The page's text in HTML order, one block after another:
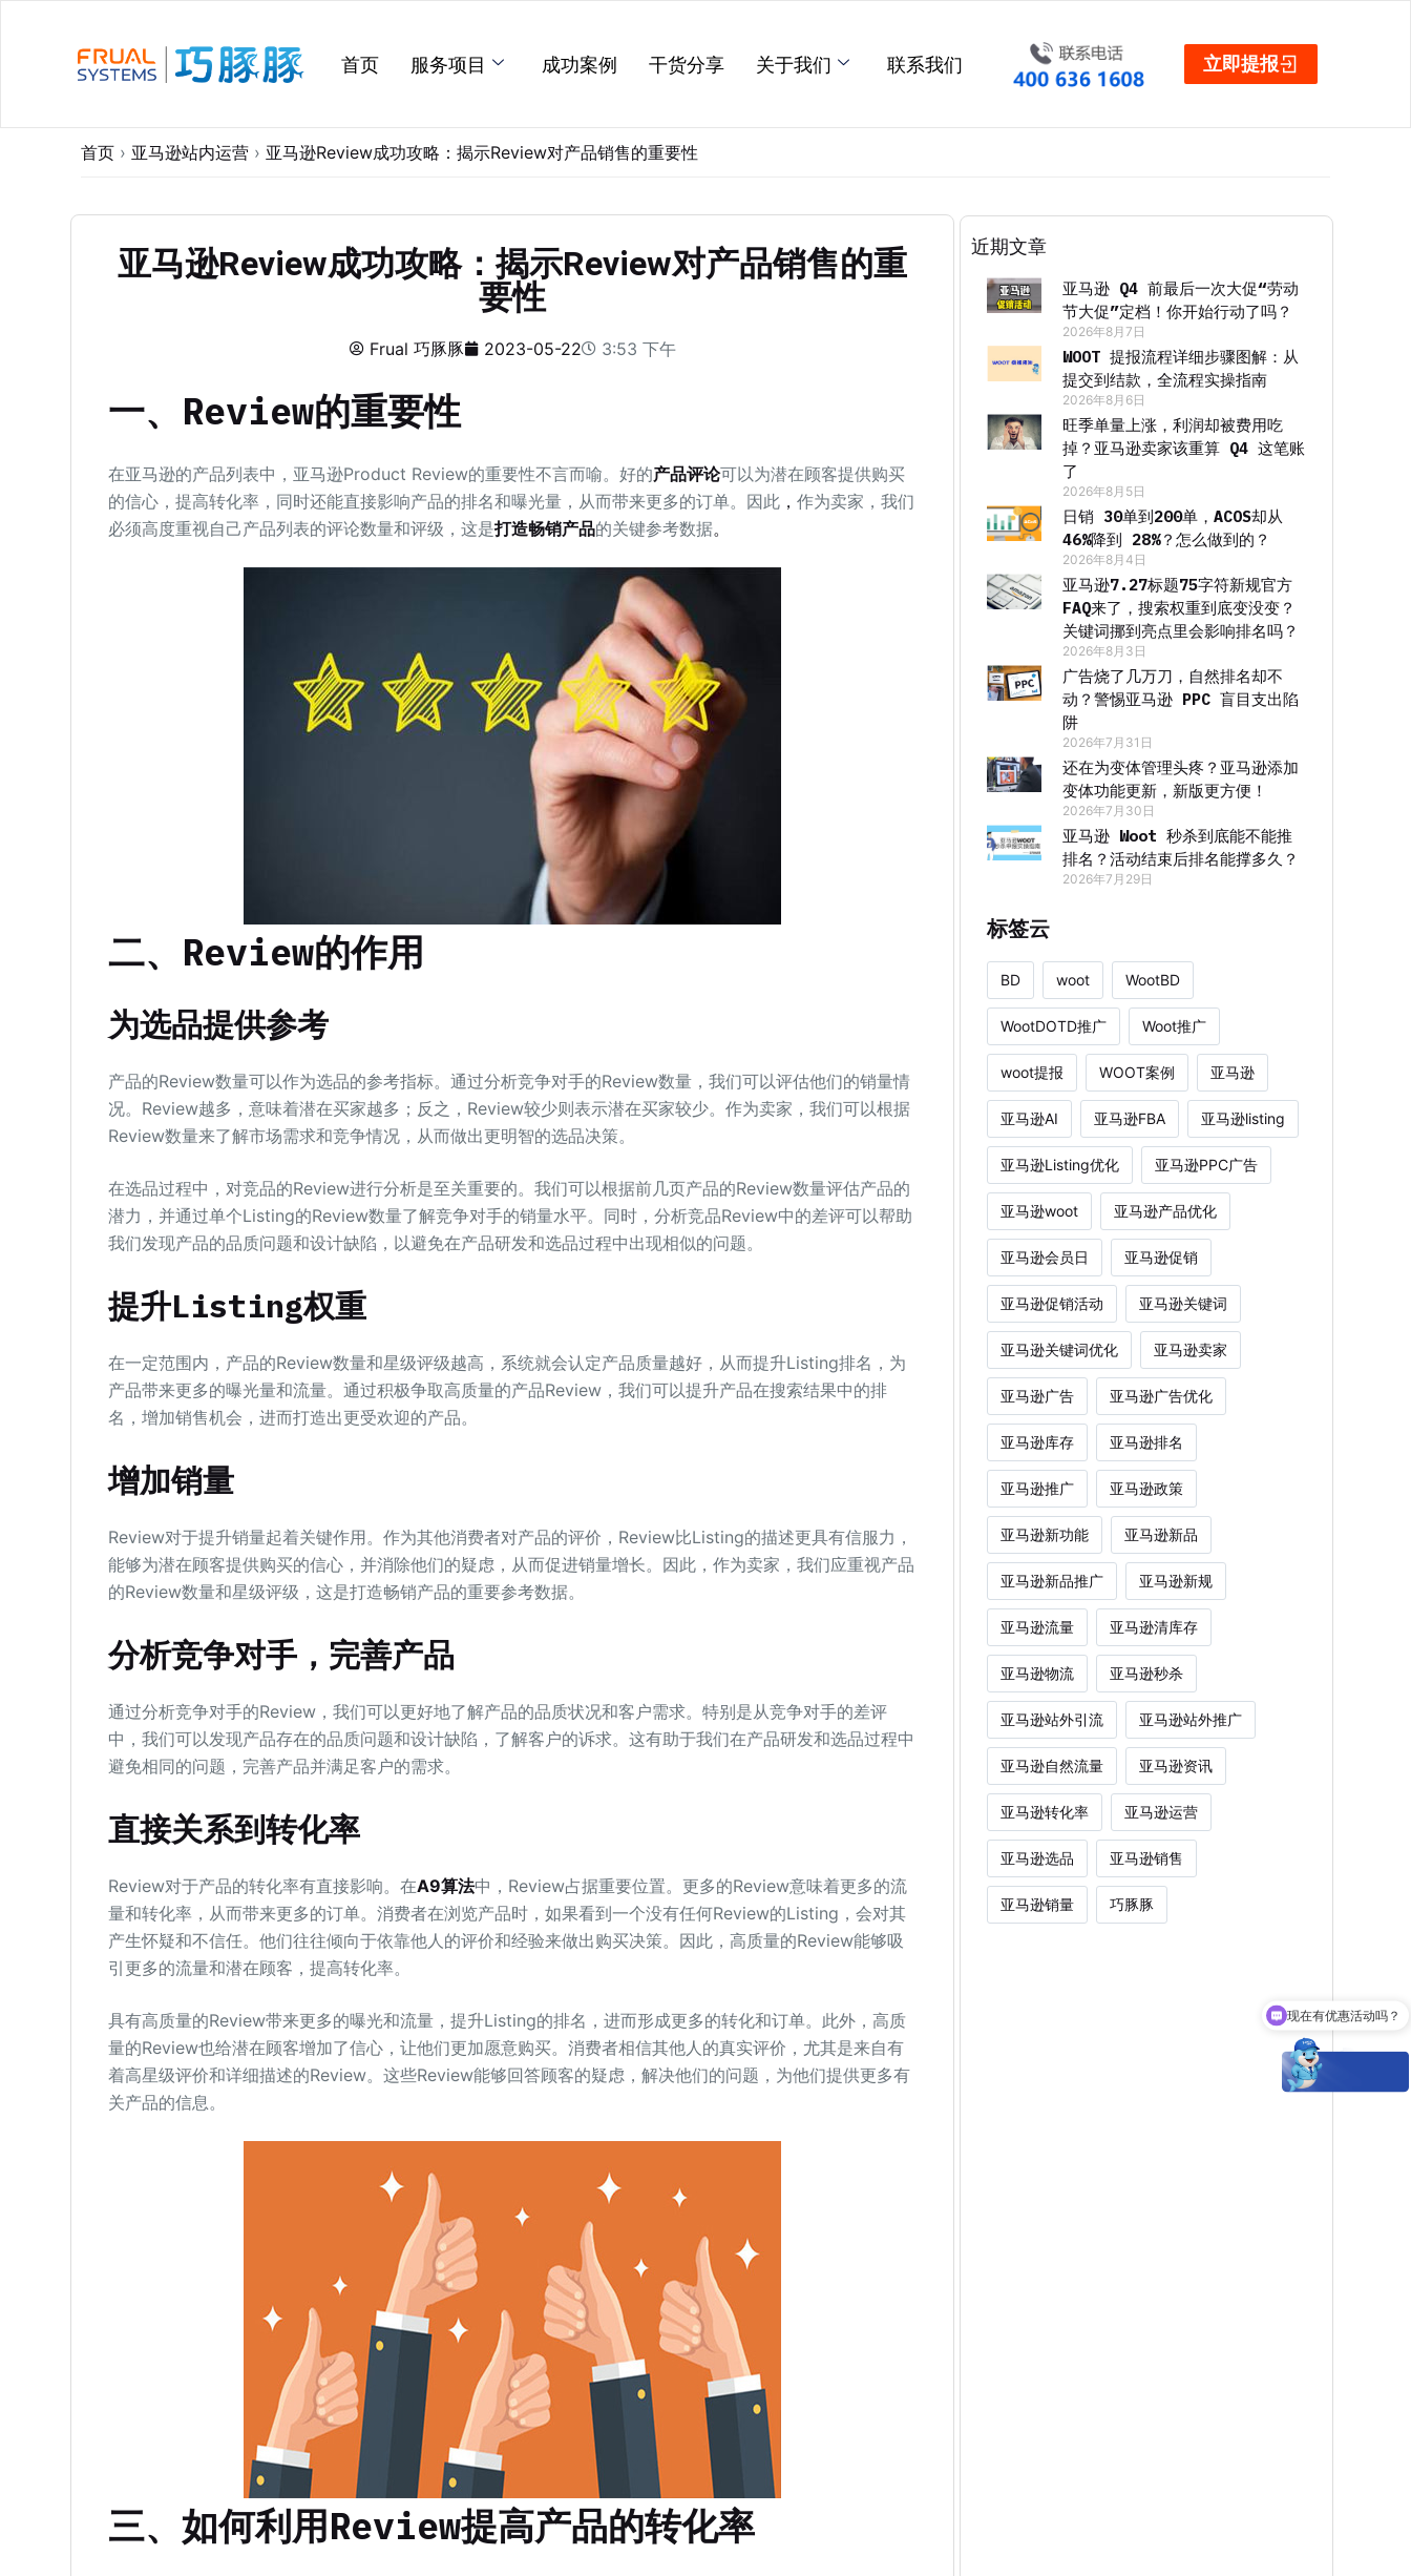
首页 服务项目 成功案例 干货分享 关于我们 联系我们 立即提报
首页 › 亚马逊站内运营 › 亚马逊Review成功攻略：揭示Review对产品销售的重要性
亚马逊Review成功攻略：揭示Review对产品销售的重
要性
Frual 巧豚豚 2023-05-22 3:53 下午
一、Review的重要性
在亚马逊的产品列表中，亚马逊Product Review的重要性不言而喻。好的产品评论可以为潜在顾客提供购买
的信心，提高转化率，同时还能直接影响产品的排名和曝光量，从而带来更多的订单。因此， 作为卖家，我们
必须高度重视自己产品列表的评论数量和评级，这是打造畅销产品的关键参考数据。
二、Review的作用
为选品提供参考
产品的Review数量可以作为选品的参考指标。通过分析竞争对手的Review数量，我们可以评估他们的销量情
况。Review越多，意味着潜在买家越多；反之，Review较少则表示潜在买家较少。作为卖家，我们可以根据
Review数量来了解市场需求和竞争情况，从而做出更明智的选品决策。
在选品过程中，对竞品的Review进行分析是至关重要的。我们可以根据前几页产品的Review数量评估产品的
潜力，并通过单个Listing的Review数量了解竞争对手的销量水平。同时，分析竞品Review中的差评可以帮助
我们发现产品的品质问题和设计缺陷，以避免在产品研发和选品过程中出现相似的问题。
提升Listing权重
在一定范围内，产品的Review数量和星级评级越高，系统就会认定产品质量越好，从而提升Listing排名，为
产品带来更多的曝光量和流量。通过积极争取高质量的产品Review，我们可以提升产品在搜索结果中的排
名，增加销售机会，进而打造出更受欢迎的产品。
增加销量
Review对于提升销量起着关键作用。作为其他消费者对产品的评价，Review比Listing的描述更具有信服力，
能够为潜在顾客提供购买的信心，并消除他们的疑虑，从而促进销量增长。因此，作为卖家，我们应重视产品
的Review数量和星级评级，这是打造畅销产品的重要参考数据。
分析竞争对手，完善产品
通过分析竞争对手的Review，我们可以更好地了解产品的品质状况和客户需求。特别是从竞争对手的差评
中，我们可以发现产品存在的品质问题和设计缺陷，了解客户的诉求。这有助于我们在产品研发和选品过程中
避免相同的问题，完善产品并满足客户的需求。
直接关系到转化率
Review对于产品的转化率有直接影响。在A9算法中，Review占据重要位置。更多的Review意味着更多的流
量和转化率，从而带来更多的订单。消费者在浏览产品时，如果看到一个没有任何Review的Listing，会对其
产生怀疑和不信任。他们往往倾向于依靠他人的评价和经验来做出购买决策。因此，高质量的Review能够吸
引更多的流量和潜在顾客，提高转化率。
具有高质量的Review带来更多的曝光和流量，提升Listing的排名，进而形成更多的转化和订单。此外，高质
量的Review也给潜在顾客增加了信心，让他们更加愿意购买。消费者相信其他人的真实评价，尤其是来自有
着高星级评价和详细描述的Review。这些Review能够回答顾客的疑虑，解决他们的问题，为他们提供更多有
关产品的信息。
三、如何利用Review提高产品的转化率
近期文章
亚马逊 Q4 前最后一次大促“劳动
节大促”定档！你开始行动了吗？
2026年8月7日
WOOT 提报流程详细步骤图解：从
提交到结款，全流程实操指南
2026年8月6日
旺季单量上涨，利润却被费用吃
掉？亚马逊卖家该重算 Q4 这笔账
了
2026年8月5日
日销 30单到200单，ACOS却从
46%降到 28%？怎么做到的？
2026年8月4日
亚马逊7.27标题75字符新规官方
FAQ来了，搜索权重到底变没变？
关键词挪到亮点里会影响排名吗？
2026年8月3日
广告烧了几万刀，自然排名却不
动？警惕亚马逊 PPC 盲目支出陷
阱
2026年7月31日
还在为变体管理头疼？亚马逊添加
变体功能更新，新版更方便！
2026年7月30日
亚马逊 Woot 秒杀到底能不能推
排名？活动结束后排名能撑多久？
2026年7月29日
标签云
BD woot WootBD
WootDOTD推广 Woot推广
woot提报 WOOT案例 亚马逊
亚马逊AI 亚马逊FBA 亚马逊listing
亚马逊Listing优化 亚马逊PPC广告
亚马逊woot 亚马逊产品优化
亚马逊会员日 亚马逊促销
亚马逊促销活动 亚马逊关键词
亚马逊关键词优化 亚马逊卖家
亚马逊广告 亚马逊广告优化
亚马逊库存 亚马逊排名
亚马逊推广 亚马逊政策
亚马逊新功能 亚马逊新品
亚马逊新品推广 亚马逊新规
亚马逊流量 亚马逊清库存
亚马逊物流 亚马逊秒杀
亚马逊站外引流 亚马逊站外推广
亚马逊自然流量 亚马逊资讯
亚马逊转化率 亚马逊运营
亚马逊选品 亚马逊销售
亚马逊销量 巧豚豚
现在有优惠活动吗？